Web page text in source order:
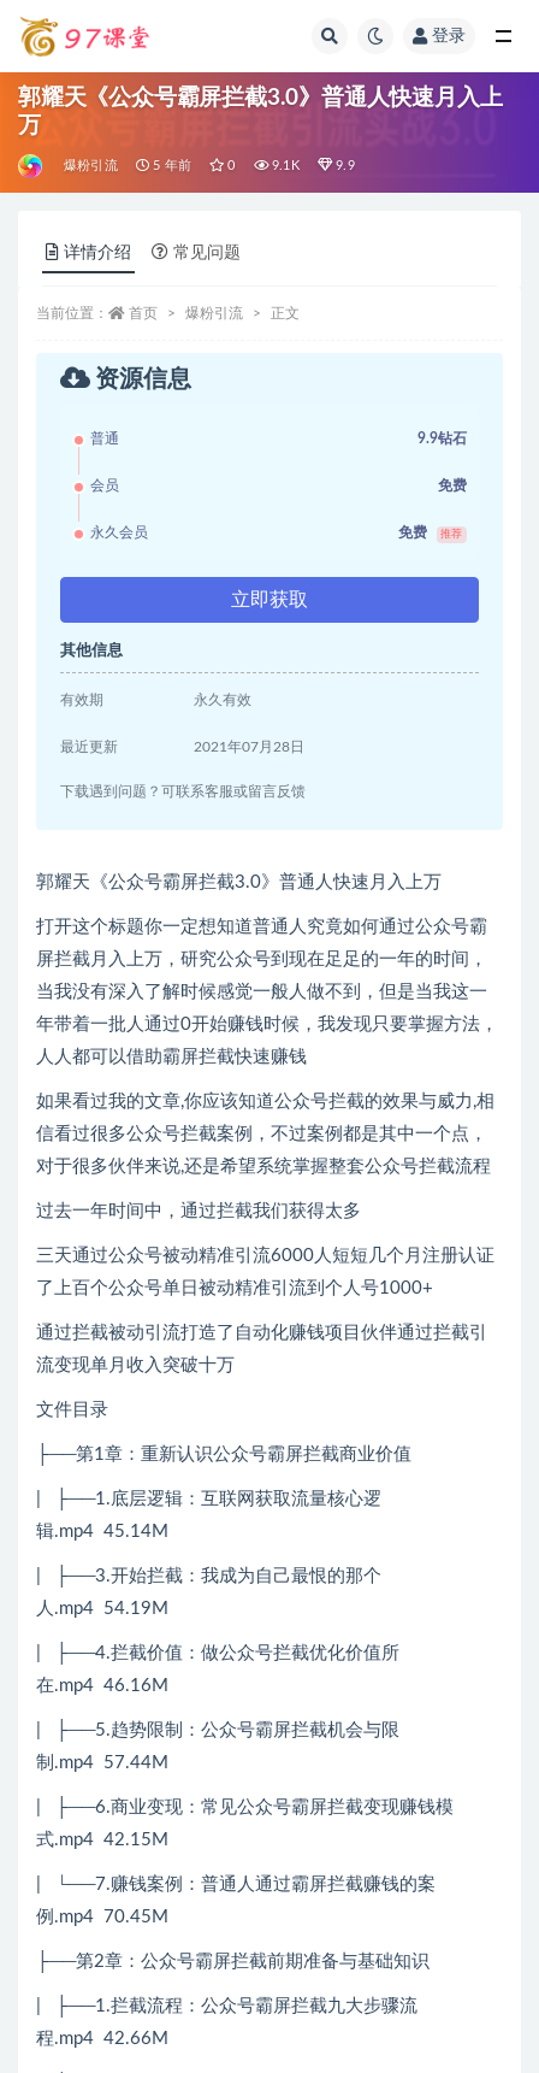
登录
郭耀天《公众号霸屏拦截3.0》普通人快速月入上
万
爆粉引流 5 年前 0 9.1K 9.9
详情介绍 常见问题
当前位置： 首页 爆粉引流 正文
资源信息
普通 9.9钻石
会员 免费
永久会员 免费 推荐
立即获取
其他信息
有效期 永久有效
最近更新 2021年07月28日
下载遇到问题？可联系客服或留言反馈
郭耀天《公众号霸屏拦截3.0》普通人快速月入上万
打开这个标题你一定想知道普通人究竟如何通过公众号霸
屏拦截月入上万，研究公众号到现在足足的一年的时间，
当我没有深入了解时候感觉一般人做不到，但是当我这一
年带着一批人通过0开始赚钱时候，我发现只要掌握方法，
人人都可以借助霸屏拦截快速赚钱
如果看过我的文章,你应该知道公众号拦截的效果与威力,相
信看过很多公众号拦截案例，不过案例都是其中一个点，
对于很多伙伴来说,还是希望系统掌握整套公众号拦截流程
过去一年时间中，通过拦截我们获得太多
三天通过公众号被动精准引流6000人短短几个月注册认证
了上百个公众号单日被动精准引流到个人号1000+
通过拦截被动引流打造了自动化赚钱项目伙伴通过拦截引
流变现单月收入突破十万
文件目录
├──第1章：重新认识公众号霸屏拦截商业价值
| ├──1.底层逻辑：互联网获取流量核心逻
辑.mp4 45.14M
| ├──3.开始拦截：我成为自己最恨的那个
人.mp4 54.19M
| ├──4.拦截价值：做公众号拦截优化价值所
在.mp4 46.16M
| ├──5.趋势限制：公众号霸屏拦截机会与限
制.mp4 57.44M
| ├──6.商业变现：常见公众号霸屏拦截变现赚钱模
式.mp4 42.15M
| └──7.赚钱案例：普通人通过霸屏拦截赚钱的案
例.mp4 70.45M
├──第2章：公众号霸屏拦截前期准备与基础知识
| ├──1.拦截流程：公众号霸屏拦截九大步骤流
程.mp4 42.66M